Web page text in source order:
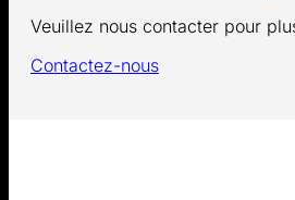
Veuillez nous contacter pour
Contactez-nous